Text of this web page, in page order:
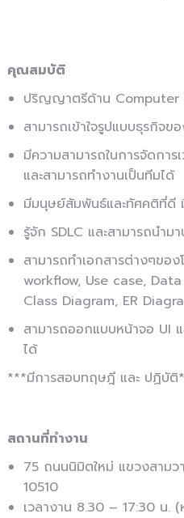
คุณสมบัติ
ปริญญาตรีด้าน Computer
สามารถเข้าใจรูปแบบธุรกิจ
มีความสามารถในการจัดการ
และสามารถทำงานเป็นทีมได้
มีมนุษย์สัมพันธ์และทัศคติที่ดี
รู้จัก SDLC และสามารถนำม
สามารถทำเอกสารต่างๆขอ
workflow, Use case,
Class Diagram, ER
สามารถออกแบบหน้าจอ UI
ได้
***มีการสอบทฤษฎี และ ปฏิบัติ
สถานที่ทำงาน
75 ถนนนิมิตใหม่ แขวงสามว
10510
เวลางาน 8.30 – 17:30 น.